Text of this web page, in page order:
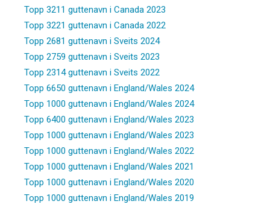
Topp 3211 guttenavn i Canada 2023
Topp 3221 guttenavn i Canada 2022
Topp 2681 guttenavn i Sveits 2024
Topp 2759 guttenavn i Sveits 2023
Topp 2314 guttenavn i Sveits 2022
Topp 6650 guttenavn i England/Wales 2024
Topp 1000 guttenavn i England/Wales 2024
Topp 6400 guttenavn i England/Wales 2023
Topp 1000 guttenavn i England/Wales 2023
Topp 1000 guttenavn i England/Wales 2022
Topp 1000 guttenavn i England/Wales 2021
Topp 1000 guttenavn i England/Wales 2020
Topp 1000 guttenavn i England/Wales 2019